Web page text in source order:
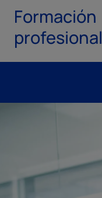
Formación
profesional